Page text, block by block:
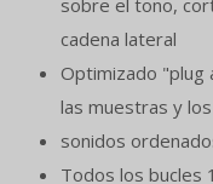
sobre el tono,
cadena lateral
Optimizado "plug
las muestras y
sonidos
Todos los bucles